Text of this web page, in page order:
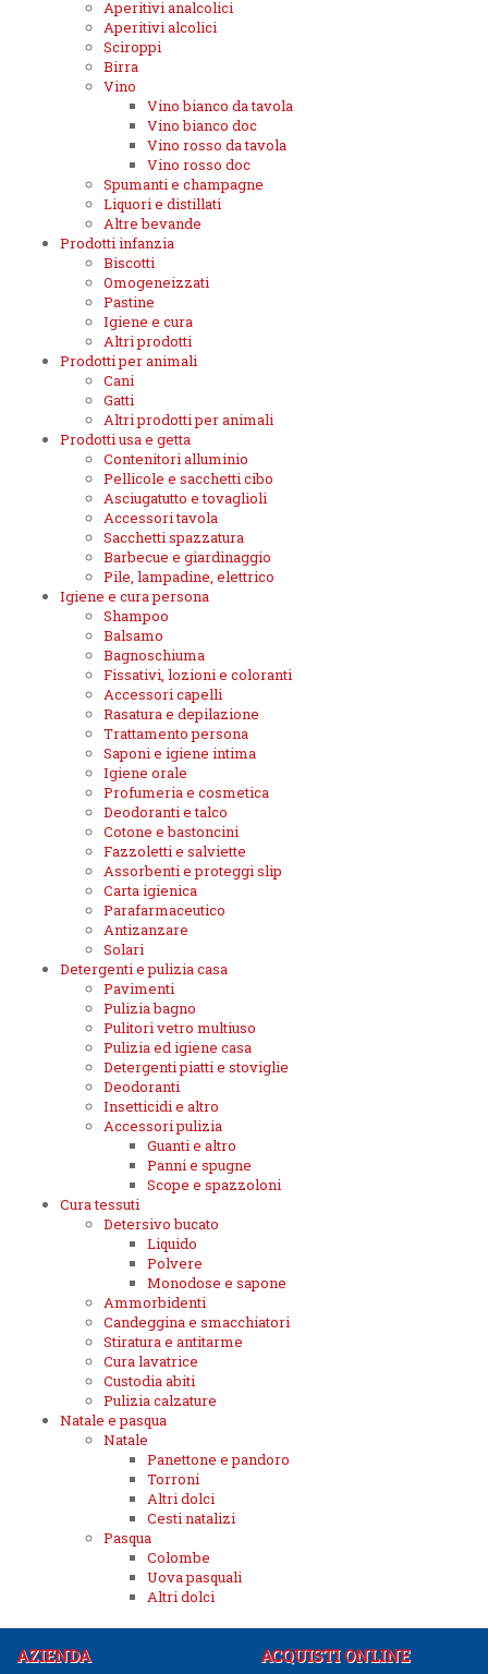
Aperitivi analcolici
Aperitivi alcolici
Sciroppi
Birra
Vino
Vino bianco da tavola
Vino bianco doc
Vino rosso da tavola
Vino rosso doc
Spumanti e champagne
Liquori e distillati
Altre bevande
Prodotti infanzia
Biscotti
Omogeneizzati
Pastine
Igiene e cura
Altri prodotti
Prodotti per animali
Cani
Gatti
Altri prodotti per animali
Prodotti usa e getta
Contenitori alluminio
Pellicole e sacchetti cibo
Asciugatutto e tovaglioli
Accessori tavola
Sacchetti spazzatura
Barbecue e giardinaggio
Pile, lampadine, elettrico
Igiene e cura persona
Shampoo
Balsamo
Bagnoschiuma
Fissativi, lozioni e coloranti
Accessori capelli
Rasatura e depilazione
Trattamento persona
Saponi e igiene intima
Igiene orale
Profumeria e cosmetica
Deodoranti e talco
Cotone e bastoncini
Fazzoletti e salviette
Assorbenti e proteggi slip
Carta igienica
Parafarmaceutico
Antizanzare
Solari
Detergenti e pulizia casa
Pavimenti
Pulizia bagno
Pulitori vetro multiuso
Pulizia ed igiene casa
Detergenti piatti e stoviglie
Deodoranti
Insetticidi e altro
Accessori pulizia
Guanti e altro
Panni e spugne
Scope e spazzoloni
Cura tessuti
Detersivo bucato
Liquido
Polvere
Monodose e sapone
Ammorbidenti
Candeggina e smacchiatori
Stiratura e antitarme
Cura lavatrice
Custodia abiti
Pulizia calzature
Natale e pasqua
Natale
Panettone e pandoro
Torroni
Altri dolci
Cesti natalizi
Pasqua
Colombe
Uova pasquali
Altri dolci
AZIENDA ACQUISTI ONLINE